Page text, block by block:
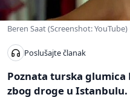
Beren Saat (Screenshot: YouTube)
Poslušajte članak
Poznata turska glumica
zbog droge u Istanbulu.